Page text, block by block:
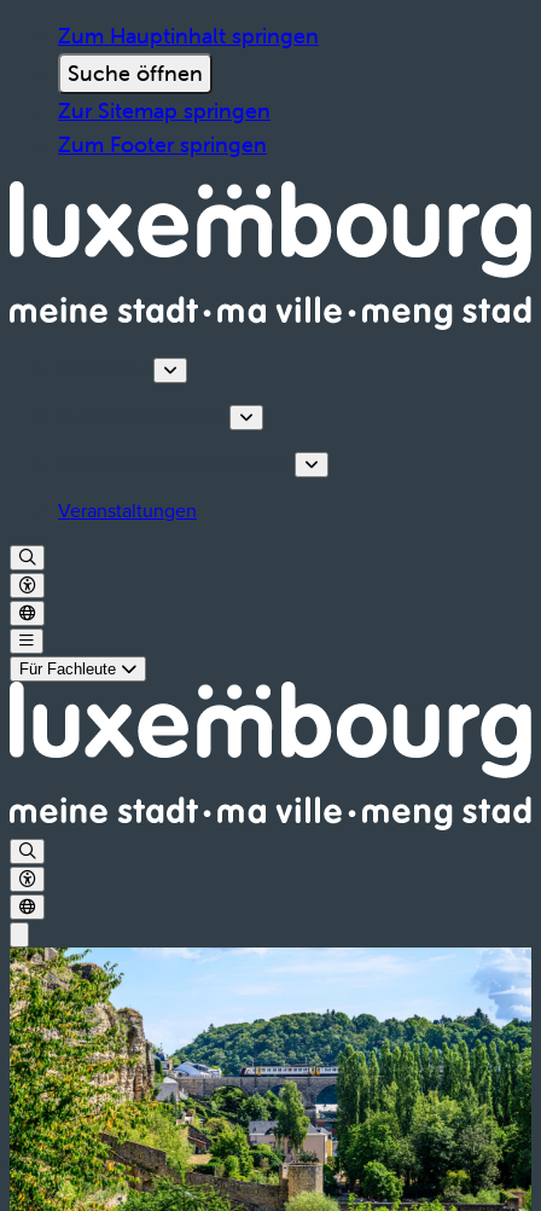
Zum Hauptinhalt springen
Suche öffnen
Zur Sitemap springen
Zum Footer springen
Veranstaltungen
Für Fachleute